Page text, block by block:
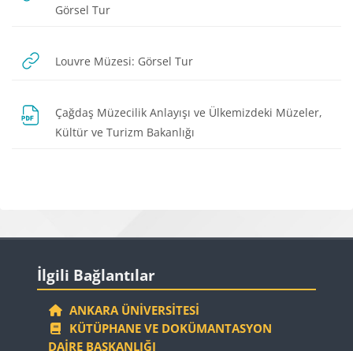
Görsel TurURL
Louvre Müzesi: Görsel TurURL
Çağdaş Müzecilik Anlayışı ve Ülkemizdeki Müzeler,
Kültür ve Turizm Bakanlığı
Bloklar
İlgili Bağlantılar
ANKARA ÜNIVERSITESI
KÜTÜPHANE VE DOKÜMANTASYON
DAIRE BAŞKANLIĞI